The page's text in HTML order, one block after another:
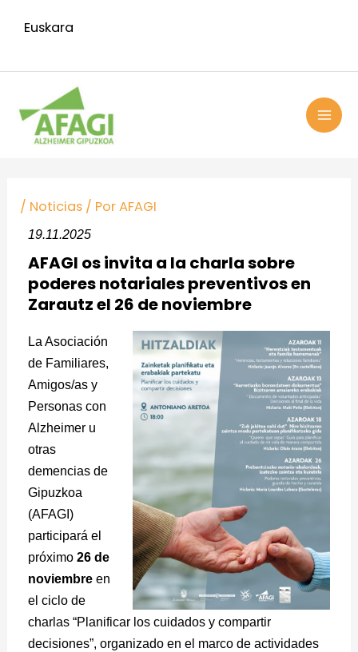
Euskara
/ Noticias / PorAFAGI
19.11.2025
AFAGI os invita a la charla sobre
poderes notariales preventivos en
Zarautz el 26 de noviembre
La Asociación
de Familiares,
Amigos/as y
Personas con
Alzheimer u
otras
demencias de
Gipuzkoa
(AFAGI)
participará el
próximo26 de
noviembreen
el ciclo de
charlas “Planificar los cuidados y compartir
decisiones”, organizado en el marco de actividades
entradas